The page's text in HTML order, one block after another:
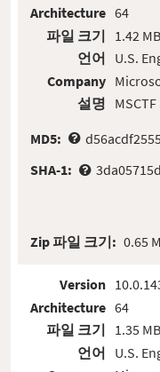
Architecture
파일 크기
언어
Company
설명
64
1.42 MB
U.S.
MD5:
SHA-1:
Zip 파일 크기: 0.65
Version
Architecture
파일 크기
언어
64
1.35 MB
U.S.